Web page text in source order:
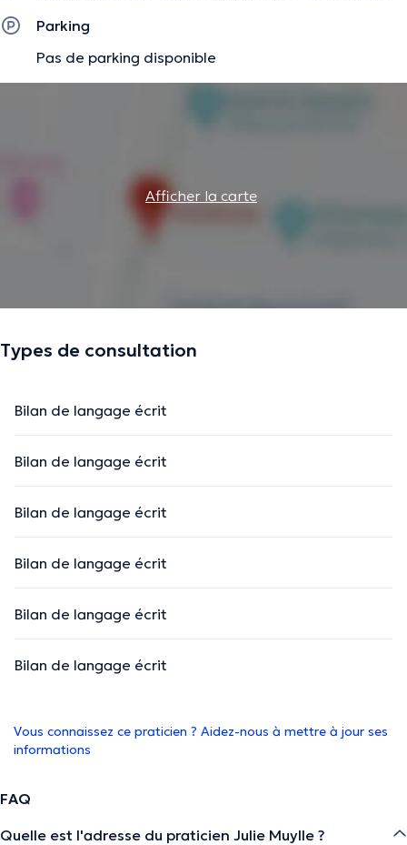
Parking
Pas de parking disponible
Afficher la carte
Types de consultation
Bilan de langage écrit
Bilan de langage écrit
Bilan de langage écrit
Bilan de langage écrit
Bilan de langage écrit
Bilan de langage écrit
Vous connaissez ce praticien ? Aidez-nous à mettre à jour ses
informations
FAQ
Quelle est l'adresse du praticien Julie Muylle ?